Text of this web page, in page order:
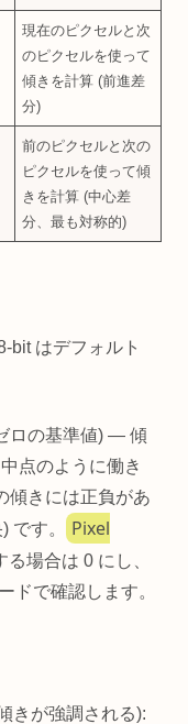
現在のピクセルと次
のピクセルを使って
傾きを計算 (前進差
分)
前のピクセルと次の
ピクセルを使って傾
きを計算 (中心差
分、最も対称的)
bit はデフォルト
ロの基準値) — 傾
点のように働き
傾きには正負があ
です。
Pixel
場合は 0 にし、
ドで確認します。
きが強調される):